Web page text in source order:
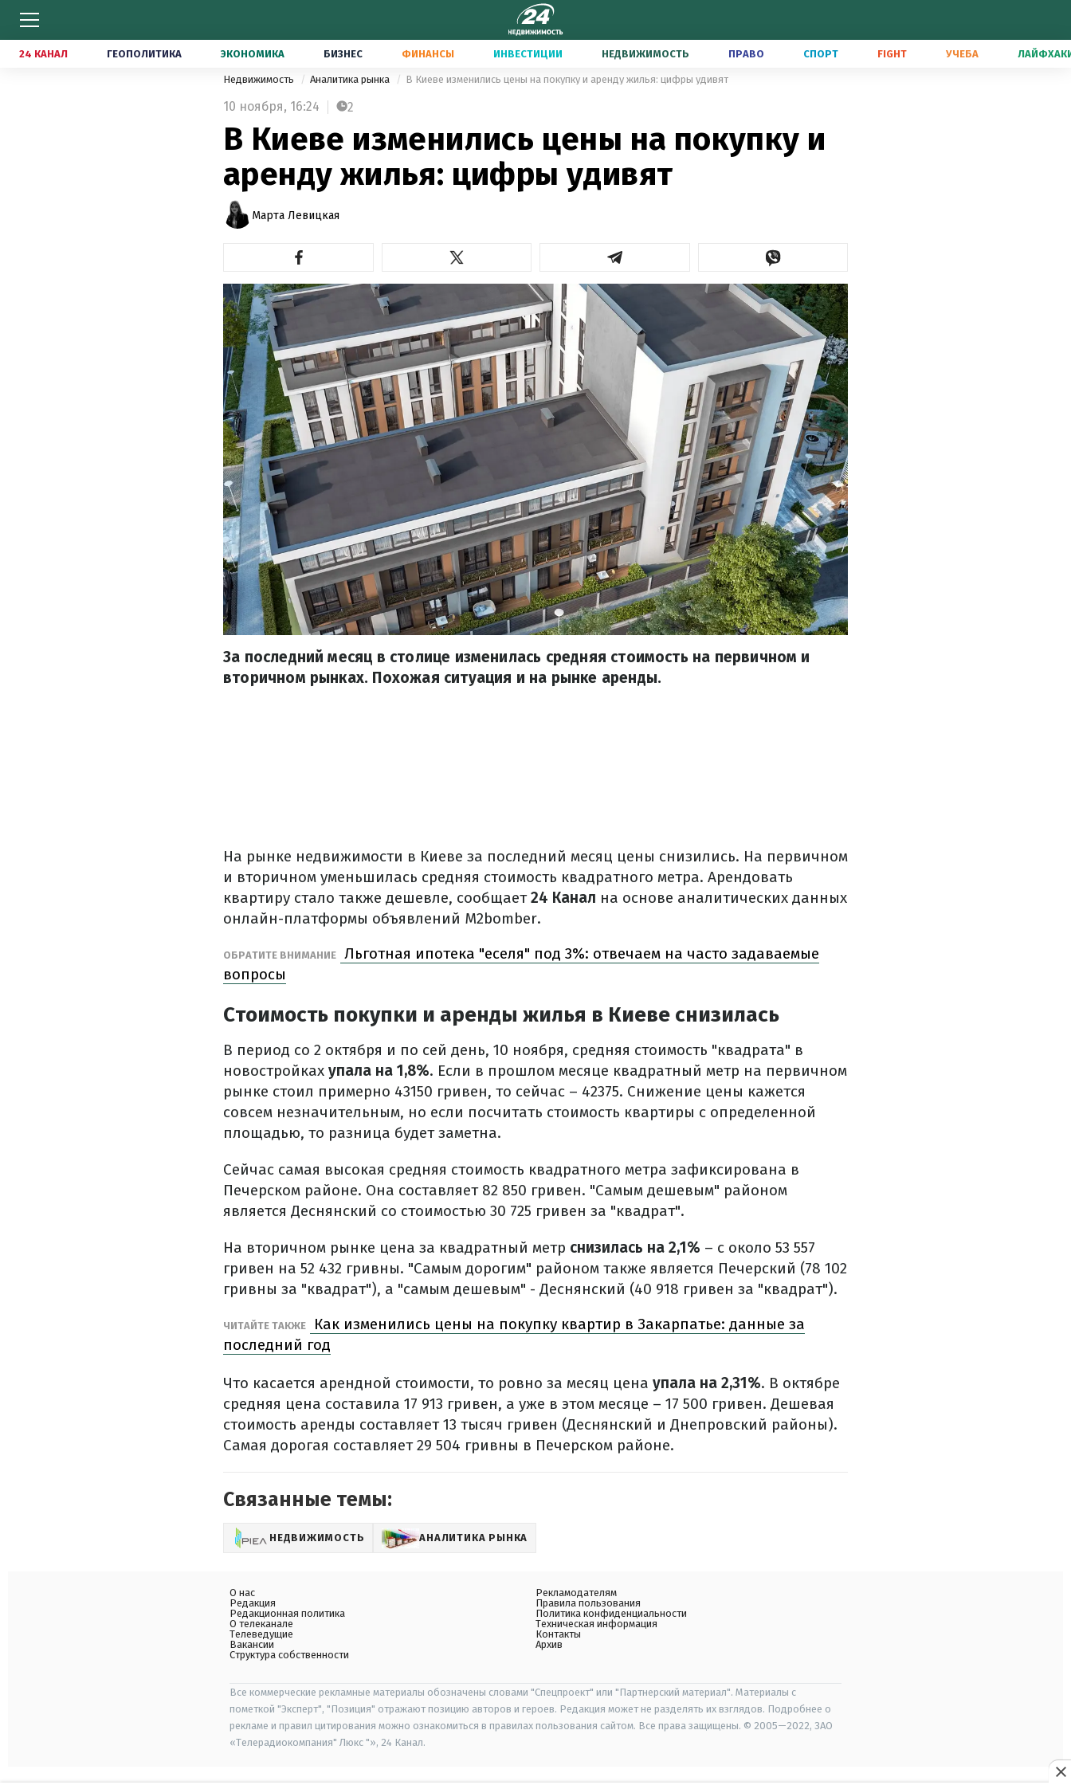
24 КАНАЛ ГЕОПОЛИТИКА ЭКОНОМИКА БИЗНЕС ФИНАНСЫ ИНВЕСТИЦИИ НЕДВИЖИМОСТЬ ПРАВО СПОРТ FIGHT УЧЕБА
Недвижимость Аналитика рынка В Киеве изменились цены на покупку и аренду жилья: цифры удивят
10 ноября, 16:24 2
В Киеве изменились цены на покупку и
аренду жилья: цифры удивят
Марта Левицкая
За последний месяц в столице изменилась средняя стоимость на первичном и
вторичном рынках. Похожая ситуация и на рынке аренды.
На рынке недвижимости в Киеве за последний месяц цены снизились. На первичном
и вторичном уменьшилась средняя стоимость квадратного метра. Арендовать
квартиру стало также дешевле, сообщает24 Канал на основе аналитических данных
онлайн-платформы объявлений M2bomber.
ОБРАТИТЕ ВНИМАНИЕ
Льготная ипотека "еселя" под 3%: отвечаем на часто задаваемые
вопросы
Стоимость покупки и аренды жилья в Киеве снизилась
В период со 2 октября и по сей день, 10 ноября, средняя стоимость "квадрата" в
новостройках упала на 1,8%. Если в прошлом месяце квадратный метр на первичном
рынке стоил примерно 43150 гривен, то сейчас – 42375. Снижение цены кажется
совсем незначительным, но если посчитать стоимость квартиры с определенной
площадью, то разница будет заметна.
Сейчас самая высокая средняя стоимость квадратного метра зафиксирована в
Печерском районе. Она составляет 82 850 гривен. "Самым дешевым" районом
является Деснянский со стоимостью 30 725 гривен за "квадрат".
На вторичном рынке цена за квадратный метр снизилась на 2,1% – с около 53 557
гривен на 52 432 гривны. "Самым дорогим" районом также является Печерский (78 102
гривны за "квадрат"), а "самым дешевым" - Деснянский (40 918 гривен за "квадрат").
ЧИТАЙТЕ ТАКЖЕ
Как изменились цены на покупку квартир в Закарпатье: данные за
последний год
Что касается арендной стоимости, то ровно за месяц цена упала на 2,31%. В октябре
средняя цена составила 17 913 гривен, а уже в этом месяце – 17 500 гривен. Дешевая
стоимость аренды составляет 13 тысяч гривен (Деснянский и Днепровский районы).
Самая дорогая составляет 29 504 гривны в Печерском районе.
Связанные темы:
НЕДВИЖИМОСТЬ АНАЛИТИКА РЫНКА
О нас
Редакция
Редакционная политика
О телеканале
Телеведущие
Вакансии
Структура собственности
Рекламодателям
Правила пользования
Политика конфиденциальности
Техническая информация
Контакты
Архив
Все коммерческие рекламные материалы обозначены словами "Спецпроект" или "Партнерский материал". Материалы с
пометкой "Эксперт", "Позиция" отражают позицию авторов и героев. Редакция может не разделять их взглядов. Подробнее о
рекламе и правил цитирования можно ознакомиться в правилах пользования сайтом. Все права защищены. © 2005—2022, ЗАО
«Телерадиокомпания" Люкс "», 24 Канал.